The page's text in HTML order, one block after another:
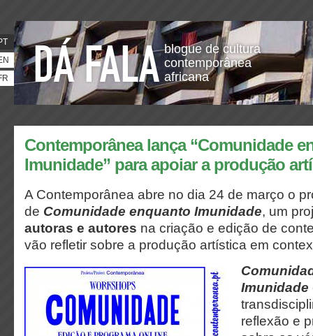
blogue de cultura
contemporânea
africana
Contemporânea lança “Comunidade
Imunidade” para apoiar a produção
A Contemporânea abre no dia 24 de março o
de Comunidade enquanto Imunidade, um
autoras e autores na criação e edição de
vão refletir sobre a produção artística em
Imunidade
reflexão e